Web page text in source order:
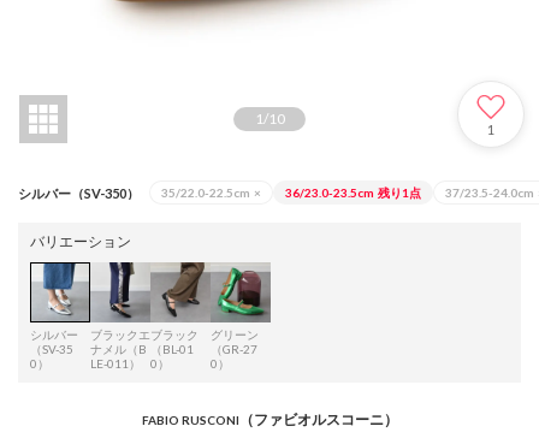
1/10
1
シルバー（SV-350） 35/22.0-22.5cm × 36/23.0-23.5cm 残り1点 37/23.5-24.0cm
バリエーション
シルバー
（SV-35
0）
ブラックエ
ナメル（B
LE-011）
ブラック
（BL-01
0）
グリーン
（GR-27
0）
FABIO RUSCONI （ファビオルスコーニ）